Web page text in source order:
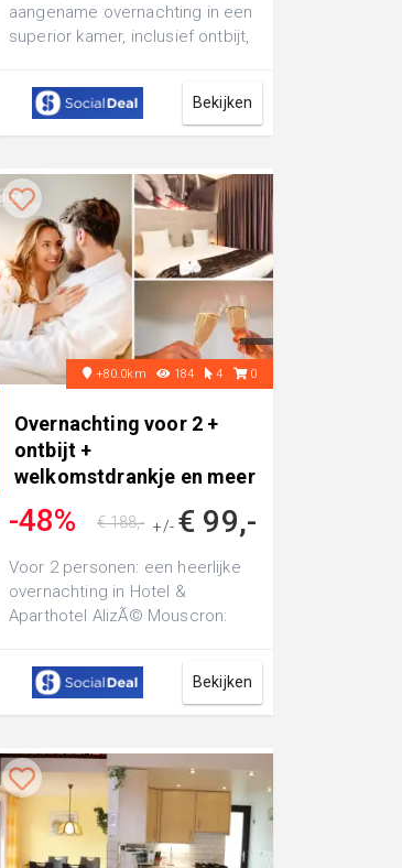
aangename overnachting in een
superior kamer, inclusief ontbijt,
late che...
Bekijken
+80.0km 184 4 0
Overnachting voor 2 +
ontbijt +
welkomstdrankje en meer
in Moeskroen in
Mouscron, Nederland
-48% +/- € 99,-
€ 188,-
Voor 2 personen: een heerlijke
overnachting in Hotel &
Aparthotel AlizÃ© Mouscron:
welkomstdrankje en to...
Bekijken